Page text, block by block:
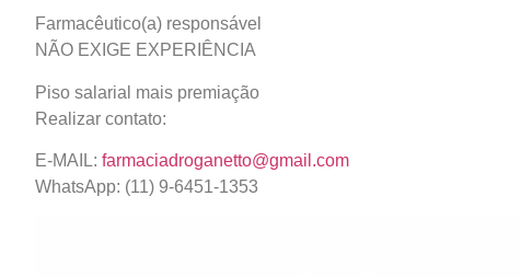
Farmacêutico(a) responsável
NÃO EXIGE EXPERIÊNCIA
Piso salarial mais premiação
Realizar contato:
E-MAIL: farmaciadroganetto@gmail.com
WhatsApp: (11) 9-6451-1353